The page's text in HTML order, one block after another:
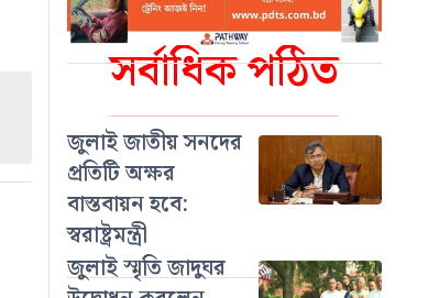
সর্বাধিক পঠিত
জুলাই জাতীয় সনদের
প্রতিটি অক্ষর
বাস্তবায়ন হবে:
স্বরাষ্ট্রমন্ত্রী
জুলাই স্মৃতি জাদুঘর